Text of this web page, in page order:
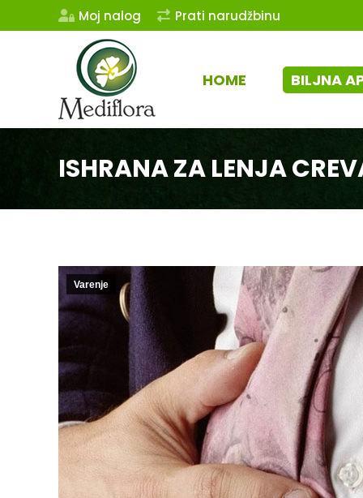
Moj nalog Prati narudžbinu
HOME BILJNA
ISHRANA ZA LENJA
Varenje